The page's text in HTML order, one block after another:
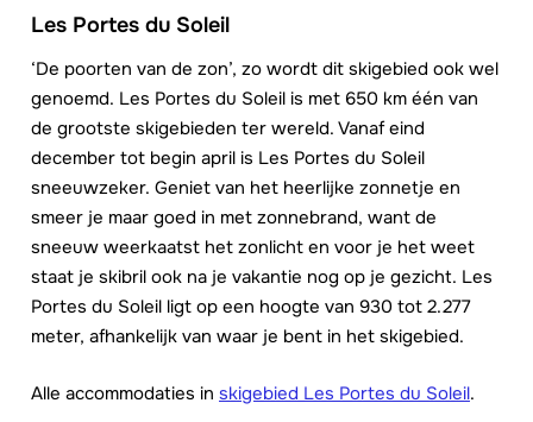
Les Portes du Soleil
‘De poorten van de zon’, zo wordt dit skigebied ook wel
genoemd. Les Portes du Soleil is met 650 km één van
de grootste skigebieden ter wereld. Vanaf eind
december tot begin april is Les Portes du Soleil
sneeuwzeker. Geniet van het heerlijke zonnetje en
smeer je maar goed in met zonnebrand, want de
sneeuw weerkaatst het zonlicht en voor je het weet
staat je skibril ook na je vakantie nog op je gezicht. Les
Portes du Soleil ligt op een hoogte van 930 tot 2.277
meter, afhankelijk van waar je bent in het skigebied.
Alle accommodaties in skigebied Les Portes du Soleil.